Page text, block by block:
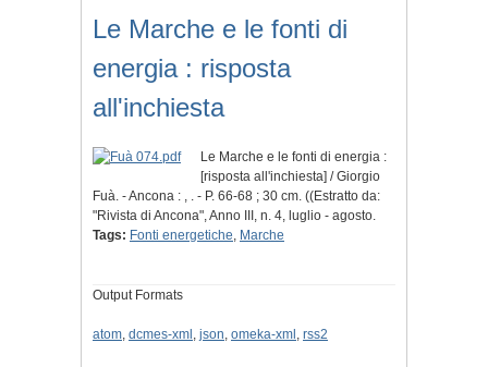
Le Marche e le fonti di
energia : risposta
all'inchiesta
Le Marche e le fonti di energia :
[risposta all'inchiesta] / Giorgio
Fuà. - Ancona : , . - P. 66-68 ; 30 cm. ((Estratto da:
"Rivista di Ancona", Anno III, n. 4, luglio - agosto.
Tags: Fonti energetiche, Marche
Output Formats
atom, dcmes-xml , json, omeka-xml , rss2